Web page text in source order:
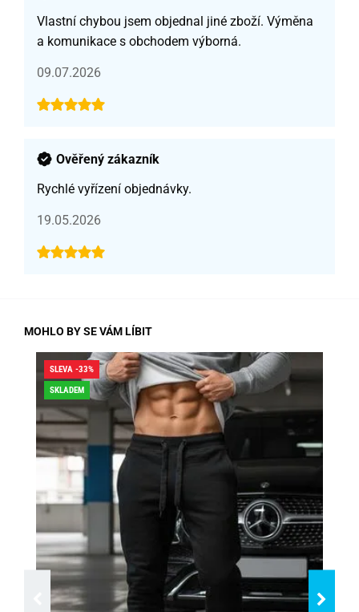
Vlastní chybou jsem objednal jiné zboží. Výměna
a komunikace s obchodem výborná.
09.07.2026
Ověřený zákazník
Rychlé vyřízení objednávky.
19.05.2026
MOHLO BY SE VÁM LÍBIT
SLEVA -33%
SKLADEM